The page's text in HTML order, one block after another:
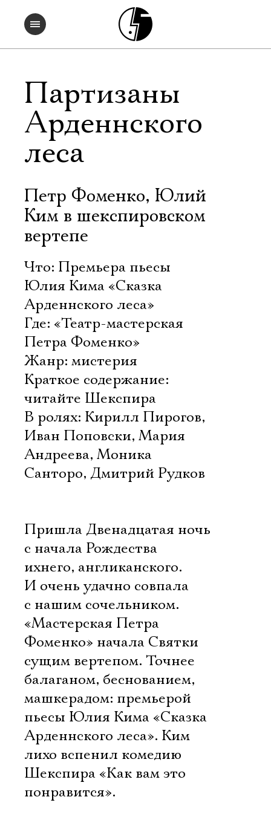
Партизаны
Арденнского
леса
Петр Фоменко, Юлий
Ким в шекспировском
вертепе
Что: Премьера пьесы
Юлия Кима «Сказка
Арденнского леса»
Где: «Театр-мастерская
Петра Фоменко»
Жанр: мистерия
Краткое содержание:
читайте Шекспира
В ролях: Кирилл Пирогов,
Иван Поповски, Мария
Андреева, Моника
Санторо, Дмитрий Рудков
Пришла Двенадцатая ночь
с начала Рождества 
ихнего, англиканского.
И очень удачно совпала
с нашим сочельником.
«Мастерская Петра
Фоменко» начала Святки
сущим вертепом. Точнее 
балаганом, беснованием,
машкерадом: премьерой
пьесы Юлия Кима «Сказка
Арденнского леса». Ким
лихо вспенил комедию
Шекспира «Как вам это
понравится».